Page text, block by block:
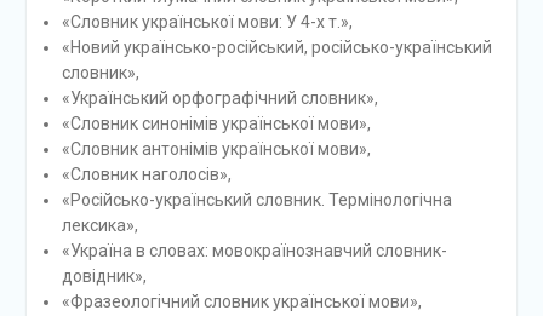
«Словник української мови: У 4-х т.»,
«Новий українсько-російський, російсько-український
словник»,
«Український орфографічний словник»,
«Словник синонімів української мови»,
«Словник антонімів української мови»,
«Словник наголосів»,
«Російсько-український словник. Термінологічна
лексика»,
«Україна в словах: мовокраїнознавчий словник-
довідник»,
«Фразеологічний словник української мови»,